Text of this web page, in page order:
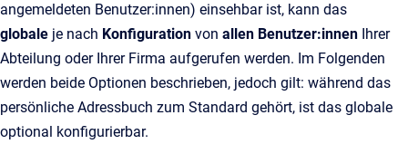
angemeldeten Benutzer:innen) einsehbar ist, kann das
globale je nach Konfiguration von allen Benutzer:innen Ihrer
Abteilung oder Ihrer Firma aufgerufen werden. Im Folgenden
werden beide Optionen beschrieben, jedoch gilt: während das
persönliche Adressbuch zum Standard gehört, ist das globale
optional konfigurierbar.